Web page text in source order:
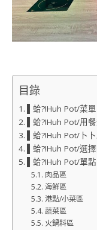
目錄
▌蛤?!Huh Pot/菜單
▌蛤?!Huh Pot/用
▌蛤?!Huh Pot/卜
▌蛤?!Huh Pot/選
▌蛤?!Huh Pot/單點
肉品區
海鮮區
港點/小菜區
蔬菜區
火鍋料區